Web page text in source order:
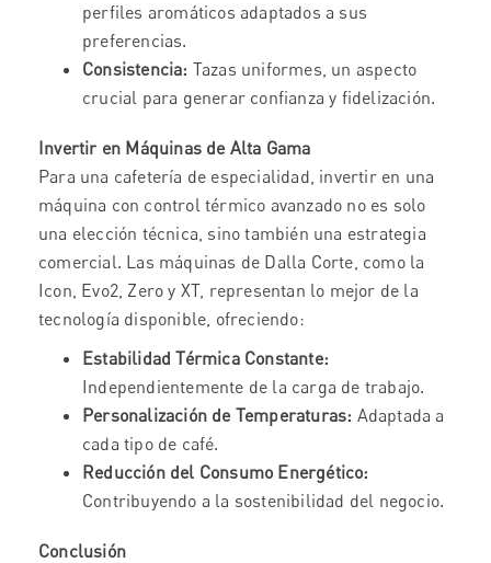
perfiles aromáticos adaptados a sus
preferencias.
Consistencia: Tazas uniformes, un aspecto
crucial para generar confianza y fidelización.
Invertir en Máquinas de Alta Gama
Para una cafetería de especialidad, invertir en una
máquina con control térmico avanzado no es solo
una elección técnica, sino también una estrategia
comercial. Las máquinas de Dalla Corte, como la
Icon, Evo2, Zero y XT, representan lo mejor de la
tecnología disponible, ofreciendo:
Estabilidad Térmica Constante:
Independientemente de la carga de trabajo.
Personalización de Temperaturas: Adaptada a
cada tipo de café.
Reducción del Consumo Energético:
Contribuyendo a la sostenibilidad del negocio.
Conclusión